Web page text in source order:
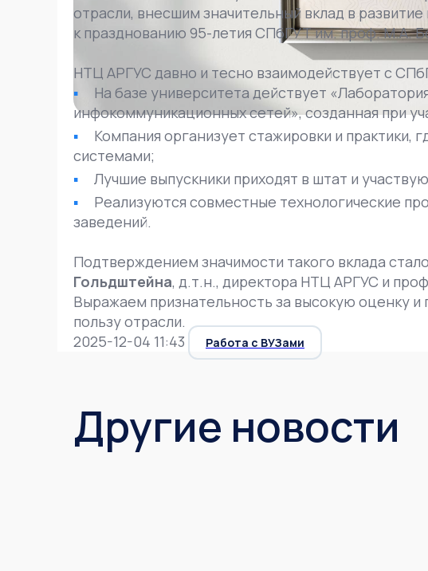
отрасли, внесшим значительный вклад в
к празднованию 95-летия СПбГУТ им. проф. М.А.
НТЦ АРГУС давно и тесно взаимодействует с
На базе университета действует
инфокоммуникационных сетей», созданная при
Компания организует стажировки и практики,
системами;
Лучшие выпускники приходят в штат и
Реализуются совместные технологические
заведений.
Подтверждением значимости такого вклада
Гольдштейна, д.т.н., директора НТЦ АРГУС и
Выражаем признательность за высокую оценку
пользу отрасли.
2025-12-04 11:43
Работа с ВУЗами
Другие новости